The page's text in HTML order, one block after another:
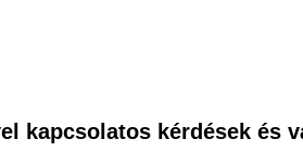
kapcsolatos kérdések és